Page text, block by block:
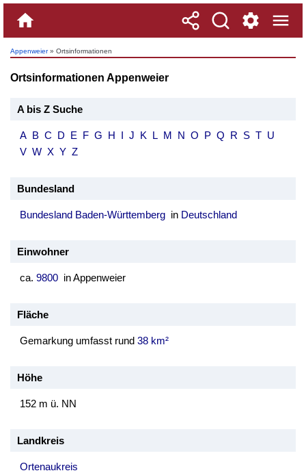
Appenweier» Ortsinformationen
Ortsinformationen Appenweier
A bis Z Suche
A B C D E F G H I J K L M N O P Q R S T U
V W X Y Z
Bundesland
Bundesland Baden-Württemberg in Deutschland
Einwohner
ca. 9800 in Appenweier
Fläche
Gemarkung umfasst rund 38 km²
Höhe
152 m ü. NN
Landkreis
Ortenaukreis